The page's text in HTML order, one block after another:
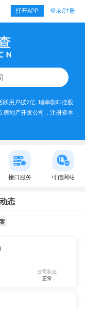
打开APP 登录/注册
跃用户破7亿 瑞幸咖啡控股
房地产开发公司，注册资本
接口服务 可信网站
态
公司状态
正常